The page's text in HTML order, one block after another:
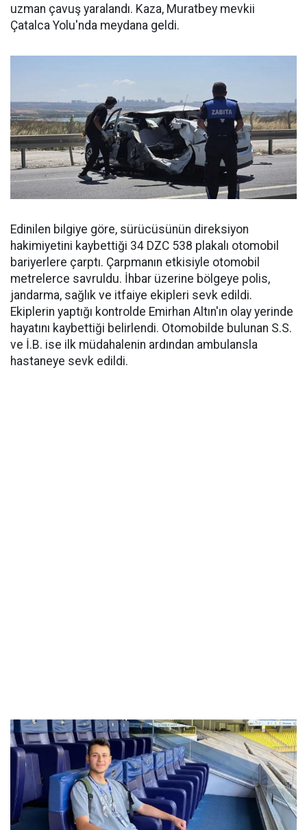
uzman çavuş yaralandı. Kaza, Muratbey mevkii
Çatalca Yolu'nda meydana geldi.
Edinilen bilgiye göre, sürücüsünün direksiyon
hakimiyetini kaybettiği 34 DZC 538 plakalı otomobil
bariyerlere çarptı. Çarpmanın etkisiyle otomobil
metrelerce savruldu. İhbar üzerine bölgeye polis,
jandarma, sağlık ve itfaiye ekipleri sevk edildi.
Ekiplerin yaptığı kontrolde Emirhan Altın'ın olay yerinde
hayatını kaybettiği belirlendi. Otomobilde bulunan S.S.
ve İ.B. ise ilk müdahalenin ardından ambulansla
hastaneye sevk edildi.